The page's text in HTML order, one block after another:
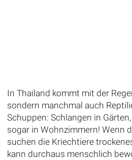
In Thailand kommt mit der
sondern manchmal auch
Schuppen: Schlangen in
sogar in Wohnzimmern! Wenn
suchen die Kriechtiere
kann durchaus menschlich